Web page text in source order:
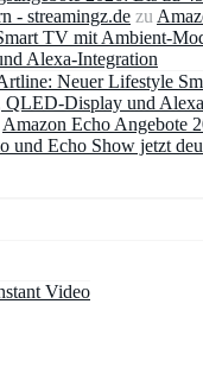
- streamingz.de zu
TV mit
Alexa‑Integration
Neuer Lifestyle
QLED‑Display und
Amazon Echo Angebote
und Echo Show jetzt
Video